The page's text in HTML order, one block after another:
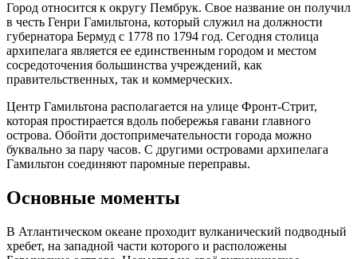
Город относится к округу Пембрук. Свое название он получил
в честь Генри Гамильтона, который служил на должности
губернатора Бермуд с 1778 по 1794 год. Сегодня столица
архипелага является ее единственным городом и местом
сосредоточения большинства учреждений, как
правительственных, так и коммерческих.
Центр Гамильтона располагается на улице Фронт-Стрит,
которая простирается вдоль побережья гавани главного
острова. Обойти достопримечательности города можно
буквально за пару часов. С другими островами архипелага
Гамильтон соединяют паромные переправы.
Основные моменты
В Атлантическом океане проходит вулканический подводный
хребет, на западной части которого и расположены